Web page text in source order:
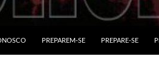
PREPAREM-SE PREPARE-SE